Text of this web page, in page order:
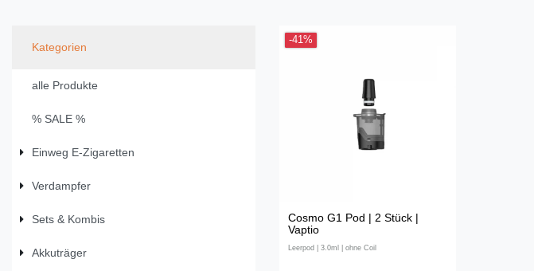
Kategorien
alle Produkte
% SALE %
Einweg E-Zigaretten
Verdampfer
Sets & Kombis
Akkuträger
-41%
Cosmo G1 Pod | 2 Stück |
Vaptio
Leerpod | 3.0ml | ohne Coil